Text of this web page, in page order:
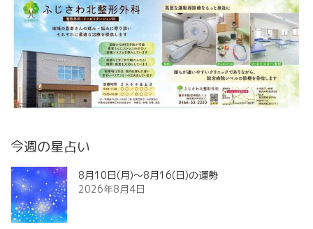
今週の星占い
8月10日(月)～8月16(日)の運勢
2026年8月4日